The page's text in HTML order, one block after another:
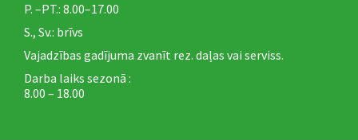
P. –PT.: 8.00–17.00
S., Sv.: brīvs
Vajadzības gadījuma zvanīt rez. daļas vai serviss.
Darba laiks sezonā :
8.00 – 18.00